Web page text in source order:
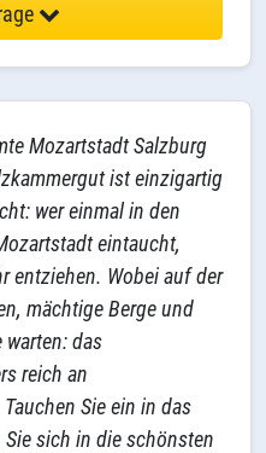
Mozartstadt Salzburg
ist einzigartig
wer einmal in den
eintaucht,
entziehen. Wobei auf der
mächtige Berge und
warten: das
reich an
Sie ein in das
sich in die schönsten